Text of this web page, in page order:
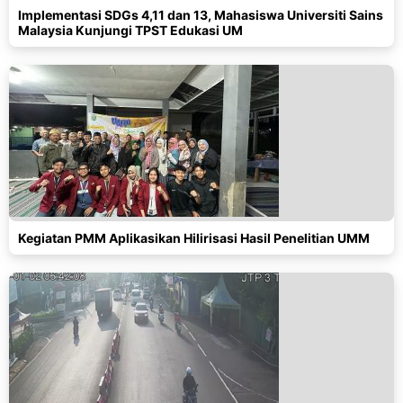
Implementasi SDGs 4,11 dan 13, Mahasiswa Universiti Sains
Malaysia Kunjungi TPST Edukasi UM
Kegiatan PMM Aplikasikan Hilirisasi Hasil Penelitian UMM